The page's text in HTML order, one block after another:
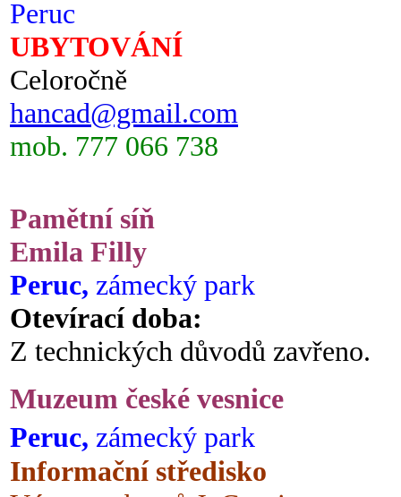
Peruc
UBYTOVÁNÍ
Celoročně
hancad@gmail.com
mob. 777 066 738
Pamětní síň
Emila Filly
Peruc, zámecký park
Otevírací doba:
Z technických důvodů zavřeno.
Muzeum české vesnice
Peruc, zámecký park
Informační středisko